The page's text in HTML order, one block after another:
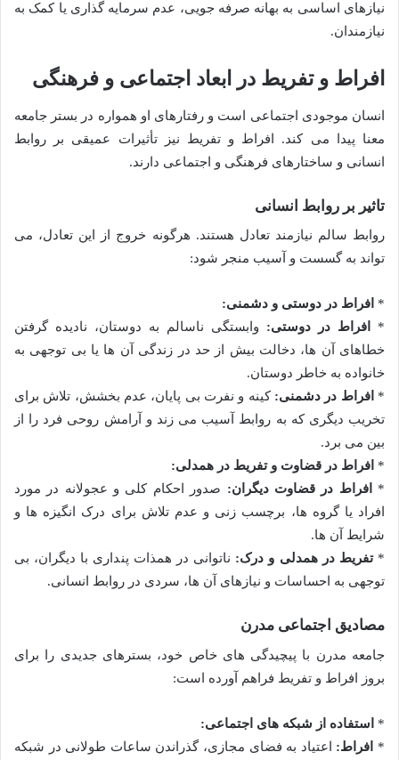
نیازهای اساسی به بهانه صرفه جویی، عدم سرمایه گذاری یا کمک به
نیازمندان.
افراط و تفریط در ابعاد اجتماعی و فرهنگی
انسان موجودی اجتماعی است و رفتارهای او همواره در بستر جامعه
معنا پیدا می کند. افراط و تفریط نیز تأثیرات عمیقی بر روابط
انسانی و ساختارهای فرهنگی و اجتماعی دارند.
تاثیر بر روابط انسانی
روابط سالم نیازمند تعادل هستند. هرگونه خروج از این تعادل، می
تواند به گسست و آسیب منجر شود:
* افراط در دوستی و دشمنی:
*
افراط در دوستی: وابستگی ناسالم به دوستان، نادیده گرفتن
خطاهای آن ها، دخالت بیش از حد در زندگی آن ها یا بی توجهی به
خانواده به خاطر دوستان.
* افراط در دشمنی: کینه و نفرت بی پایان، عدم بخشش، تلاش برای
تخریب دیگری که به روابط آسیب می زند و آرامش روحی فرد را از
بین می برد.
* افراط در قضاوت و تفریط در همدلی:
*
افراط در قضاوت دیگران: صدور احکام کلی و عجولانه در مورد
افراد یا گروه ها، برچسب زنی و عدم تلاش برای درک انگیزه ها و
شرایط آن ها.
*تفریط در همدلی و درک: ناتوانی در همذات پنداری با دیگران، بی
توجهی به احساسات و نیازهای آن ها، سردی در روابط انسانی.
مصادیق اجتماعی مدرن
جامعه مدرن با پیچیدگی های خاص خود، بسترهای جدیدی را برای
بروز افراط و تفریط فراهم آورده است:
*
استفاده از شبکه های اجتماعی:
*
افراط: اعتیاد به فضای مجازی، گذراندن ساعات طولانی در شبکه